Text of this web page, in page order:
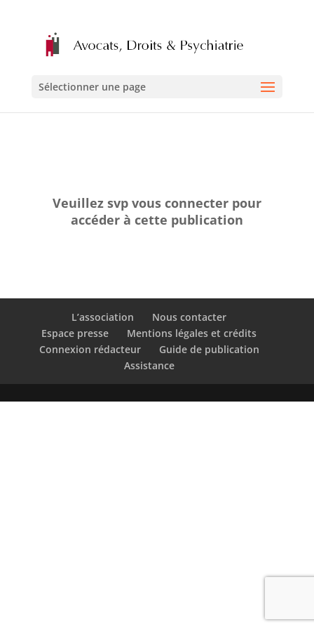
Sélectionner une page
Veuillez svp vous connecter pour
accéder à cette publication
L’association
Nous contacter
Espace presse
Mentions légales et crédits
Connexion rédacteur
Guide de publication
Assistance